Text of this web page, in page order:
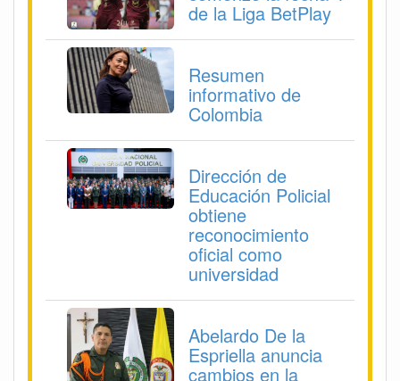
de la Liga BetPlay
Resumen
informativo de
Colombia
Dirección de
Educación Policial
obtiene
reconocimiento
oficial como
universidad
Abelardo De la
Espriella anuncia
cambios en la